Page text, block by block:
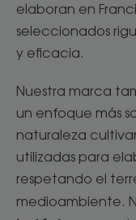
elaboran en
seleccionados
y eficacia.
Nuestra marca
un enfoque más
naturaleza
utilizadas para
respetando el
medioambiente.